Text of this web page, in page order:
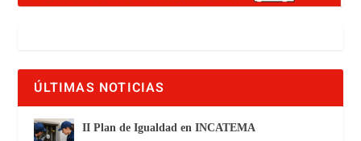
ÚLTIMAS NOTICIAS
II Plan de Igualdad en INCATEMA